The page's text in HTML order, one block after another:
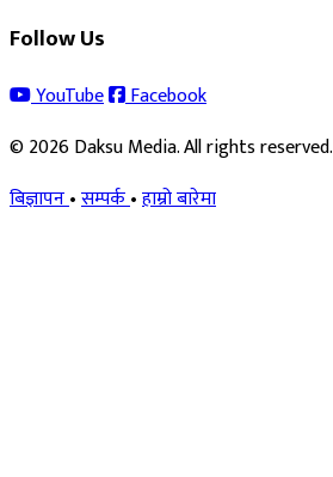
Follow Us
YouTube
Facebook
© 2026 Daksu Media. All rights reserved.
बिज्ञापन•सम्पर्क•हाम्रो बारेमा